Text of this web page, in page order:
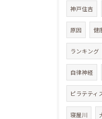
神戸住吉
原因 健
ランキング
自律神経
ピラテティ
寝屋川